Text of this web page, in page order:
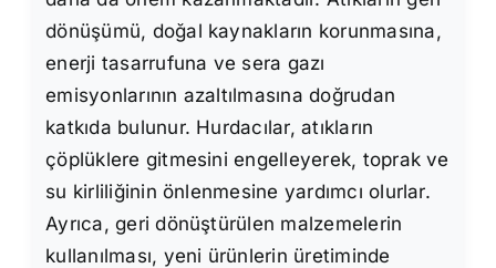
dönüşümü, doğal kaynakların korunmasına,
enerji tasarrufuna ve sera gazı
emisyonlarının azaltılmasına doğrudan
katkıda bulunur. Hurdacılar, atıkların
çöplüklere gitmesini engelleyerek, toprak ve
su kirliliğinin önlenmesine yardımcı olurlar.
Ayrıca, geri dönüştürülen malzemelerin
kullanılması, yeni ürünlerin üretiminde